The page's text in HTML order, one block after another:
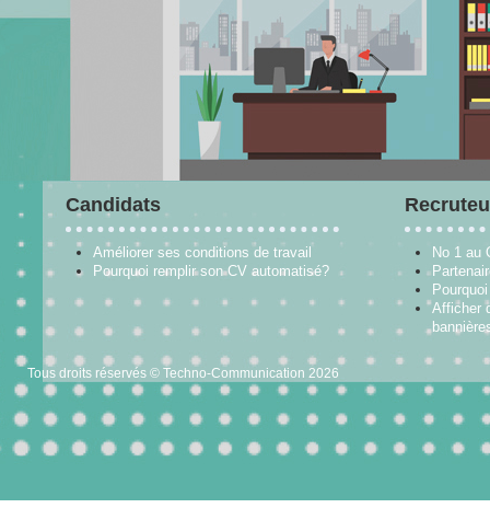
Candidats
Améliorer ses conditions de travail
Pourquoi remplir son CV automatisé?
No 1 au
Afficher
Tous droits réservés © Techno-Communication 2026